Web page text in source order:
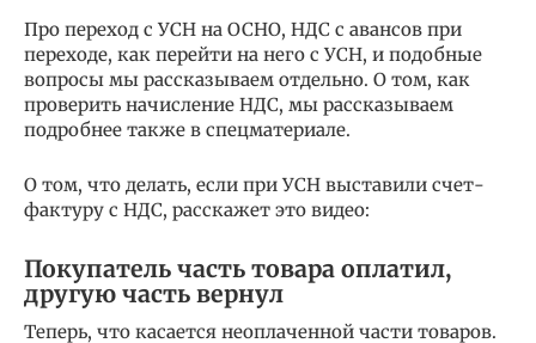
Про переход с УСН на ОСНО, НДС с авансов при
переходе, как перейти на него с УСН, и подобные
вопросы мы рассказываем отдельно. О том, как
проверить начисление НДС, мы рассказываем
подробнее также в спецматериале.
О том, что делать, если при УСН выставили счет-
фактуру с НДС, расскажет это видео:
Покупатель часть товара оплатил,
другую часть вернул
Теперь, что касается неоплаченной части товаров.